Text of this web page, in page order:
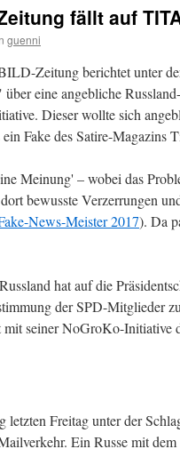
fällt auf
guenni
Zeitung berichtet unter
eine angebliche
Dieser wollte sich
Fake des Satire-Magazins
Meinung' – wobei das
bewusste Verzerrungen
News-Meister 2017). Da
hat auf die
der SPD-Mitglieder
seiner NoGroKo-Initiative
Freitag unter der
Ein Russe mit